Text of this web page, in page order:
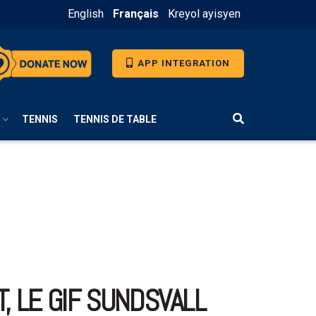
English Français Kreyol ayisyen
APP INTEGRATION
TENNIS TENNIS DE TABLE
LE GIF SUNDSVALL